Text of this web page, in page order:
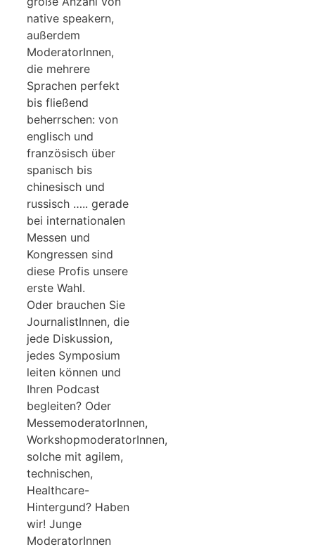
native speakern,
außerdem
ModeratorInnen,
die mehrere
Sprachen perfekt
bis fließend
beherrschen: von
englisch und
französisch über
spanisch bis
chinesisch und
russisch ….. gerade
bei internationalen
Messen und
Kongressen sind
diese Profis unsere
erste Wahl.
Oder brauchen Sie
JournalistInnen, die
jede Diskussion,
jedes Symposium
leiten können und
Ihren Podcast
begleiten? Oder
MessemoderatorInnen,
WorkshopmoderatorInnen,
solche mit agilem,
technischen,
Healthcare-
Hintergund? Haben
wir! Junge
ModeratorInnen